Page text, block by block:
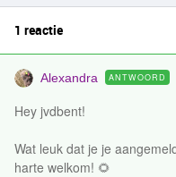
1 reactie
Alexandra ANTWOORD
Hey jvdbent!
Wat leuk dat je je
harte welkom! 🌻